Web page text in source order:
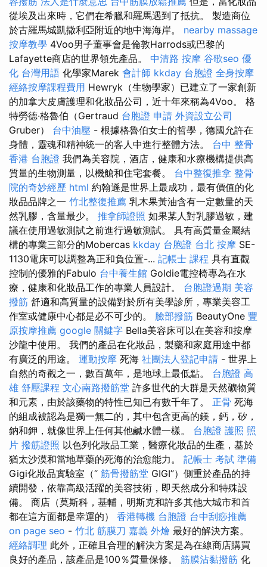
從埃及出來時，它們在希臘和羅馬遇到了抵抗。 製造商位
於古羅馬城凱撒利亞附近的地中海海岸。 nearby massage
按摩教學 4Voo男子董事會是倫敦Harrods或巴黎的
Lafayette商店的世界領先產品。 中清路 按摩 谷歌seo 優
化 台灣用語 化學家Marek 會計師 kkday 台胞證 全身按摩
經絡按摩課程費用 Hewryk（生物學家）已建立了一家創新
的加拿大皮膚護理和化妝品公司，近十年來稱為4Voo。 格
特勞德·格魯伯（Gertraud 台胞證 申請 外資設立公司
Gruber） 台中油壓 - 根據格魯伯女士的哲學，德國允許在
身體，靈魂和精神統一的客人中進行整體方法。 台中 整骨
香港 台胞證 我們為美容院，酒店，健康和水療機構提供高
質量的生物測量，以機艙和住宅套餐。 台中整復推拿 整骨
院的奇妙經歷 html 約翰遜是世界上最成功，最有價值的化
妝品品牌之一 竹北整復推薦 乳木果黃油含有一定數量的天
然乳膠，含量最少。 推拿師證照 如果某人對乳膠過敏，建
議在使用過敏測試之前進行過敏測試。 具有高質量金屬結
構的專業三部分的Mobercas kkday 台胞證 台北 按摩 SE-
1130電床可以調整為正和負位置-... 記帳士 課程 具有直觀
控制的優雅的Fabulo 台中養生館 Goldie電控椅專為在水
療，健康和化妝品工作的專業人員設計。 台胞證過期 美容
撥筋 舒適和高質量的設備對於所有美學診所，專業美容工
作室或健康中心都是必不可少的。 臉部撥筋 BeautyOne 豐
原按摩推薦 google 關鍵字 Bella美容床可以在美容和按摩
沙龍中使用。 我們的產品在化妝品，製藥和家庭用途中都
有廣泛的用途。 運動按摩 死海 社團法人登記申請 - 世界上
自然的奇觀之一，數百萬年，是地球上最低點。 台胞證 高
雄 舒壓課程 文心南路撥筋堂 許多世代的大群是天然礦物質
和元素，由於該藥物的特性已知已有數千年了。 正骨 死海
的組成被認為是獨一無二的，其中包含更高的鎂，鈣，矽，
鈉和鉀，就像世界上任何其他鹹水體一樣。 台胞證 護照 照
片 撥筋證照 以色列化妝品工業，醫療化妝品的生產，基於
猶太沙漠和當地草藥的死海的治愈能力。 記帳士 考試 準備
Gigi化妝品實驗室（“ 筋骨撥筋堂 GIGI”）側重於產品的持
續開發，依靠高級活躍的美容技術，即天然成分和特殊設
備。 商店（莫斯科，基輔，明斯克和許多其他大城市和首
都在這方面都是幸運的） 香港轉機 台胞證 台中刮痧推薦
on page seo - 竹北 筋膜刀 嘉義 外燴 最好的解決方案。
經絡調理 此外，正確且合理的解決方案是為在線商店購買
良好的產品，該產品是100％質量保修。 筋膜沾黏撥筋 化